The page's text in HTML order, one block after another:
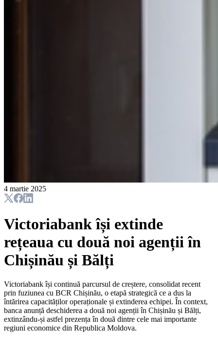
4 martie 2025
Victoriabank își extinde
rețeaua cu două noi agenții în
Chișinău și Bălți
Victoriabank își continuă parcursul de creștere, consolidat recent
prin fuziunea cu BCR Chișinău, o etapă strategică ce a dus la
întărirea capacităților operaționale și extinderea echipei. În context,
banca anunță deschiderea a două noi agenții în Chișinău și Bălți,
extinzându-și astfel prezența în două dintre cele mai importante
regiuni economice din Republica Moldova.